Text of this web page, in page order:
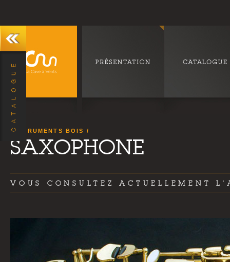
INSTRUMENTS BOIS
SAXOPHONE
VOUS CONSULTEZ ACTUELLEMENT